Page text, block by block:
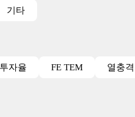
기타
자율 FE TEM 열충격